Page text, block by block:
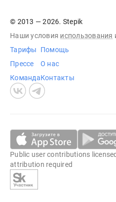
© 2013 — 2026. Stepik
Наши условия использования
Тарифы
Прессе
Команда
Помощь
О нас
Контакты
Public user contributions
attribution required